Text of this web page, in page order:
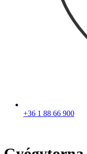
+36 1 88 66 900